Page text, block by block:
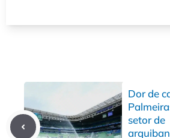
Dor de
setor de